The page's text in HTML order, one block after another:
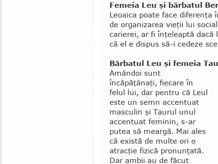
Femeia Leu şi bărbatul
Leoaica poate face diferenţa
de organizarea vieţii lui
carierei, ar fi înţeleaptă dacă
că el e dispus să-i cedeze
Bărbatul Leu şi femeia
Amândoi sunt
încăpăţânaţi, fiecare în
felul lui, dar pentru că Leul
este un semn accentuat
masculin şi Taurul unul
accentuat feminin, s-ar
putea să meargă. Mai ales
că există de multe ori o
atracţie fizică pronunţată.
Dar ambii au de făcut